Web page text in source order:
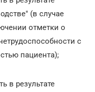
(в случае
отметки о
с
пациента);
в результате